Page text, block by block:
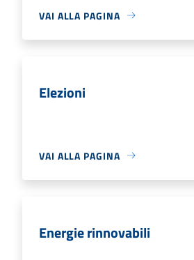
VAI ALLA PAGINA
Elezioni
VAI ALLA PAGINA
Energie rinnovabili